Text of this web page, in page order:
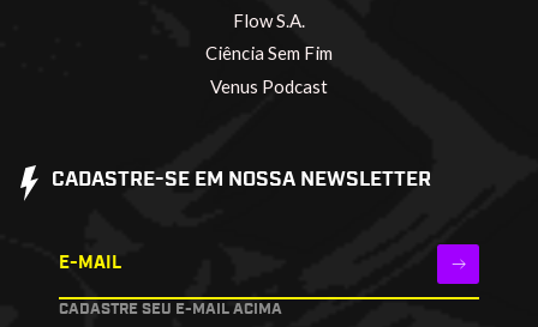
Flow S.A.
Ciência Sem Fim
Venus Podcast
CADASTRE-SE EM NOSSA NEWSLETTER
E-MAIL
CADASTRE SEU E-MAIL ACIMA